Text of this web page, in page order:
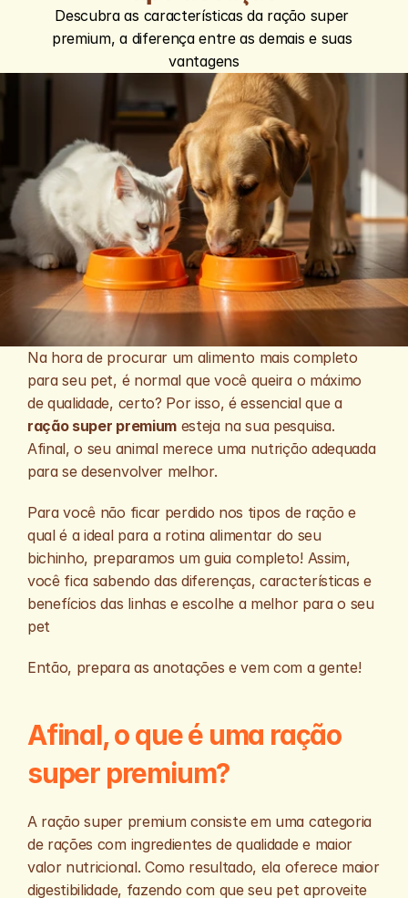
Descubra as características da ração super
premium, a diferença entre as demais e suas
vantagens
Na hora de procurar um alimento mais completo
para seu pet, é normal que você queira o máximo
ração super premium esteja na sua pesquisa.
Afinal, o seu animal merece uma nutrição adequada
para se desenvolver melhor.
Para você não ficar perdido nos tipos de ração e
qual é a ideal para a rotina alimentar do seu
bichinho, preparamos um guia completo! Assim,
você fica sabendo das diferenças, características e
benefícios das linhas e escolhe a melhor para o seu
pet
Então, prepara as anotações e vem com a gente!
Afinal, o que é uma ração
super premium?
A ração super premium consiste em uma categoria
de rações com ingredientes de qualidade e maior
valor nutricional. Como resultado, ela oferece maior
digestibilidade, fazendo com que seu pet aproveite